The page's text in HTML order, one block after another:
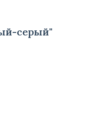
серый"